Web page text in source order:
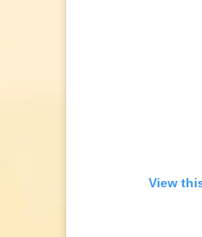
View